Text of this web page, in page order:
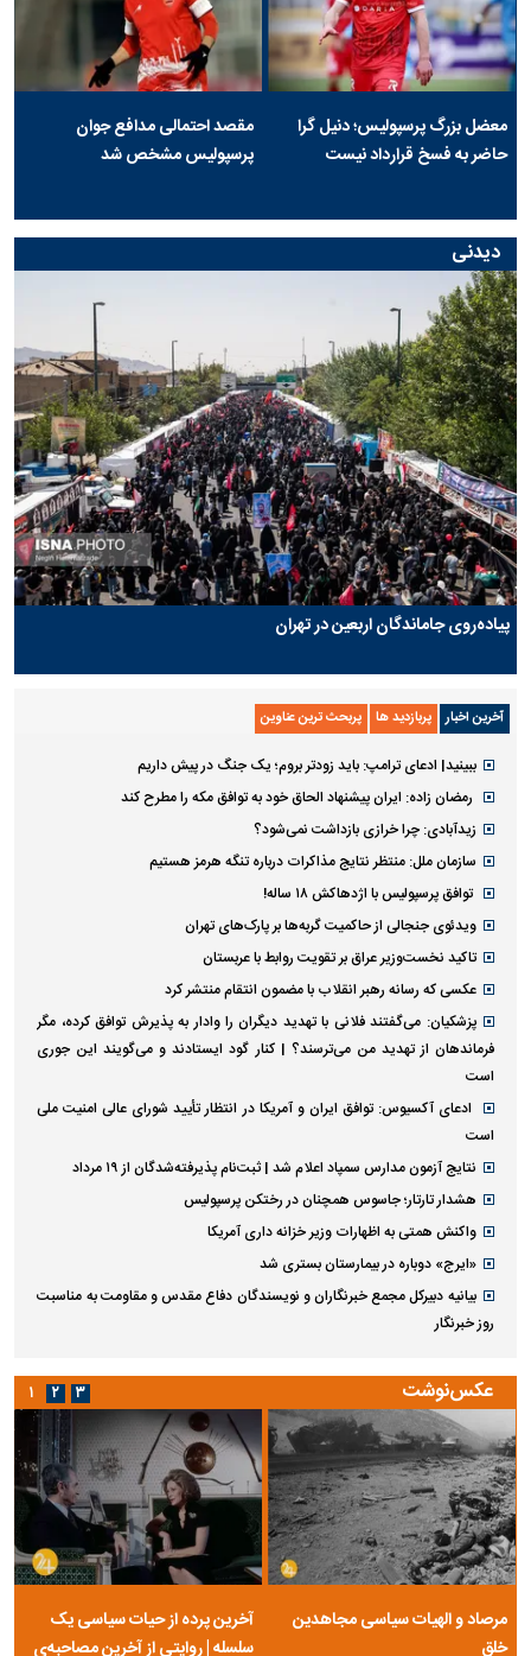
معضل بزرگ پرسپولیس؛ دنیل گرا
حاضر به فسخ قرارداد نیست
مقصد احتمالی مدافع جوان
پرسپولیس مشخص شد
دیدنی
پیاده‌روی جاماندگان اربعین در تهران
آخرین اخبار پربازدید ها پربحث ترین عناوین
ببینید| ادعای ترامپ: باید زودتر بروم؛ یک جنگ در پیش داریم
رمضان زاده: ایران پیشنهاد الحاق خود به توافق مکه را مطرح کند
زیدآبادی: چرا خرازی بازداشت نمی‌شود؟
سازمان ملل: منتظر نتایج مذاکرات درباره تنگه هرمز هستیم
توافق پرسپولیس با اژدهاکش ۱۸ ساله!
ویدئوی جنجالی از حاکمیت گربه‌ها بر پارک‌های تهران
تاکید نخست‌وزیر عراق بر تقویت روابط با عربستان
عکسی که رسانه رهبر انقلاب با مضمون انتقام منتشر کرد
پزشکیان: می‌گفتند فلانی با تهدید دیگران را وادار به پذیرش توافق کرده، مگر
فرماندهان از تهدید من می‌ترسند؟ | کنار گود ایستادند و می‌گویند این جوری
است
ادعای آکسیوس: توافق ایران و آمریکا در انتظار تأیید شورای عالی امنیت ملی
است
نتایج آزمون مدارس سمپاد اعلام شد | ثبت‌نام پذیرفته‌شدگان از ۱۹ مرداد
هشدار تارتار؛ جاسوس همچنان در رختکن پرسپولیس
واکنش همتی به اظهارات وزیر خزانه داری آمریکا
«ایرج» دوباره در بیمارستان بستری شد
بیانیه دبیرکل مجمع خبرنگاران و نویسندگان دفاع مقدس و مقاومت به مناسبت
روز خبرنگار
عکس‌نوشت
مرصاد و الهیات سیاسی مجاهدین
خلق
آخرین پرده از حیات سیاسی یک
سلسله | روایتی از آخرین مصاحبه‌ی
۱ ۲ ۳